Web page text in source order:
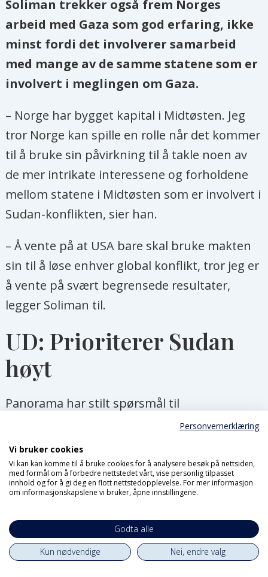
Soliman trekker også frem Norges
arbeid med Gaza som god erfaring, ikke
minst fordi det involverer samarbeid
med mange av de samme statene som er
involvert i meglingen om Gaza.
– Norge har bygget kapital i Midtøsten. Jeg
tror Norge kan spille en rolle når det kommer
til å bruke sin påvirkning til å takle noen av
de mer intrikate interessene og forholdene
mellom statene i Midtøsten som er involvert i
Sudan-konflikten, sier han.
– Å vente på at USA bare skal bruke makten
sin til å løse enhver global konflikt, tror jeg er
å vente på svært begrensede resultater,
legger Soliman til.
UD: Prioriterer Sudan
høyt
Panorama har stilt spørsmål til
Utenriksdepartementet (UD) og spurt hva
utenriksminister Espen Barth Eide (Ap)
tenker om Norges rolle og kritikken som
kommer frem i denne artikkelen. Det er
utviklingsminister Åsmund Aukrust (Ap) som
svarer.
Panorama stilte også spørsmål til UD om
Personvernerklæring
Vi bruker cookies
Vi kan kan komme til å bruke cookies for å analysere besøk på nettsiden,
med formål om å forbedre nettstedet vårt, vise personlig tilpasset
innhold og for å gi deg en flott nettstedopplevelse. For mer informasjon
om informasjonskapslene vi bruker, åpne innstillingene.
Godta alle
Kun nødvendige
Nei, endre valg